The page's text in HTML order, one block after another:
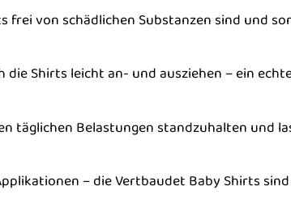
von schädlichen Substanzen sind und
Shirts leicht an- und ausziehen – ein
täglichen Belastungen standzuhalten und
– die Vertbaudet Baby Shirts